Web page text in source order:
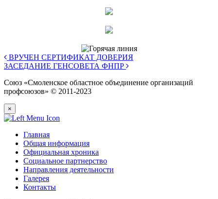
ВРУЧЕН СЕРТИФИКАТ ДОВЕРИЯ
ЗАСЕДАНИЕ ГЕНСОВЕТА ФНПР
Союз «Смоленское областное объединение организаций
профсоюзов» © 2011-2023
×
Главная
Общая информация
Официальная хроника
Социальное партнерство
Направления деятельности
Галерея
Контакты